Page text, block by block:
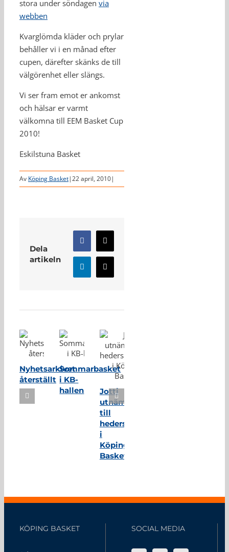
stora under söndagen via
webben
Kvarglömda kläder och prylar
behåller vi i en månad efter
cupen, därefter skänks de till
välgörenhet eller slängs.
Vi ser fram emot er ankomst
och hälsar er varmt
välkomna till EEM Basket Cup
2010!
Eskilstuna Basket
Av Köping Basket|22 april, 2010|
Dela
artikeln
Facebook
X
LinkedInE-
post
Nyhetsarkivet
återställt
Sommarbasket
i KB-
hallen
Jotti
utnämnd
till
hedersmedlem
i
Köping
Basket
KÖPING BASKET SOCIAL MEDIA